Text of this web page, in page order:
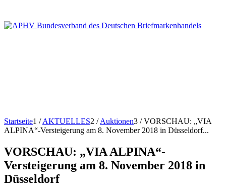
Startseite1 / AKTUELLES2 / Auktionen3 / VORSCHAU: „VIA
ALPINA“-Versteigerung am 8. November 2018 in Düsseldorf...
VORSCHAU: „VIA ALPINA“-
Versteigerung am 8. November 2018 in
Düsseldorf